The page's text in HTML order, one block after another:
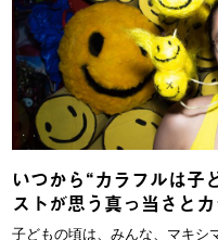
いつから“カラフルは
ストが思う真っ当さと
子どもの頃は、みんな、マキシ